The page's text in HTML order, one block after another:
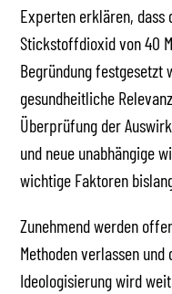
Experten erklären,
Stickstoffdioxid von 40
Begründung festgesetzt
gesundheitliche
Überprüfung der
und neue unabhängige
wichtige Faktoren
Zunehmend werden
Methoden verlassen
Ideologisierung wird